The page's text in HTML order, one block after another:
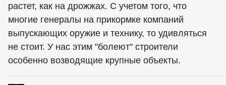
растет, как на дрожжах. С учетом того, что
многие генералы на прикормке компаний
выпускающих оружие и технику, то удивляться
не стоит. У нас этим "болеют" строители
особенно возводящие крупные объекты.